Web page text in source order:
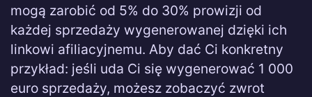
mogą zarobić od 5% do 30% prowizji od
każdej sprzedaży wygenerowanej dzięki ich
linkowi afiliacyjnemu. Aby dać Ci konkretny
przykład: jeśli uda Ci się wygenerować 1 000
euro sprzedaży, możesz zobaczyć zwrot